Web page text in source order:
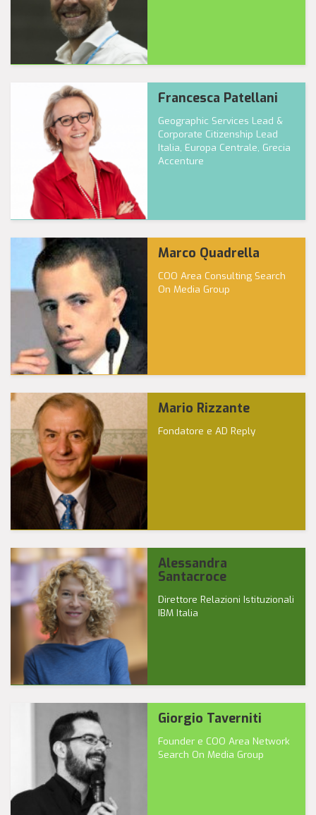
Francesca Patellani
Geographic Services Lead &
Corporate Citizenship Lead
Italia, Europa Centrale, Grecia
Accenture
Marco Quadrella
COO Area Consulting Search
On Media Group
Mario Rizzante
Fondatore e AD Reply
Alessandra
Santacroce
Direttore Relazioni Istituzionali
IBM Italia
Giorgio Taverniti
Founder e COO Area Network
Search On Media Group